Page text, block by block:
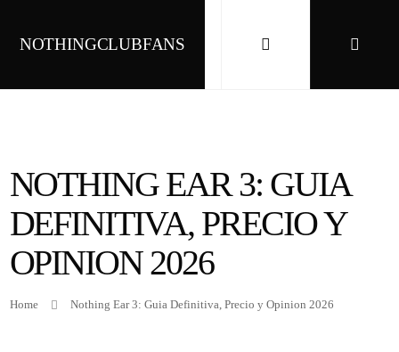
NOTHINGCLUBFANS
NOTHING EAR 3: GUIA
DEFINITIVA, PRECIO Y
OPINION 2026
Home Nothing Ear 3: Guia Definitiva, Precio y Opinion 2026